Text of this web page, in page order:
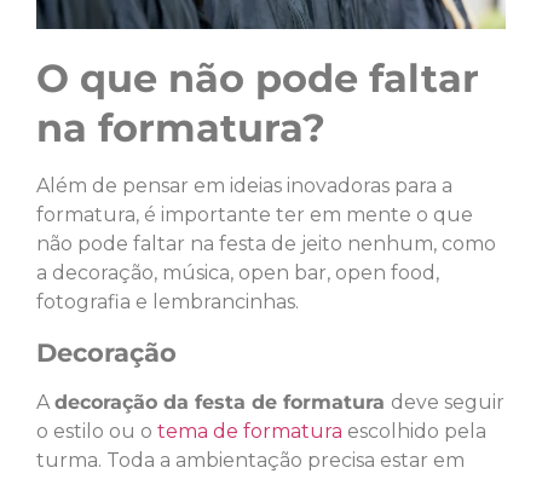
O que não pode faltar
na formatura?
Além de pensar em ideias inovadoras para a
formatura, é importante ter em mente o que
não pode faltar na festa de jeito nenhum, como
a decoração, música, open bar, open food,
fotografia e lembrancinhas.
Decoração
Adecoração da festa de formatura deve seguir
o estilo ou o tema de formatura escolhido pela
turma. Toda a ambientação precisa estar em